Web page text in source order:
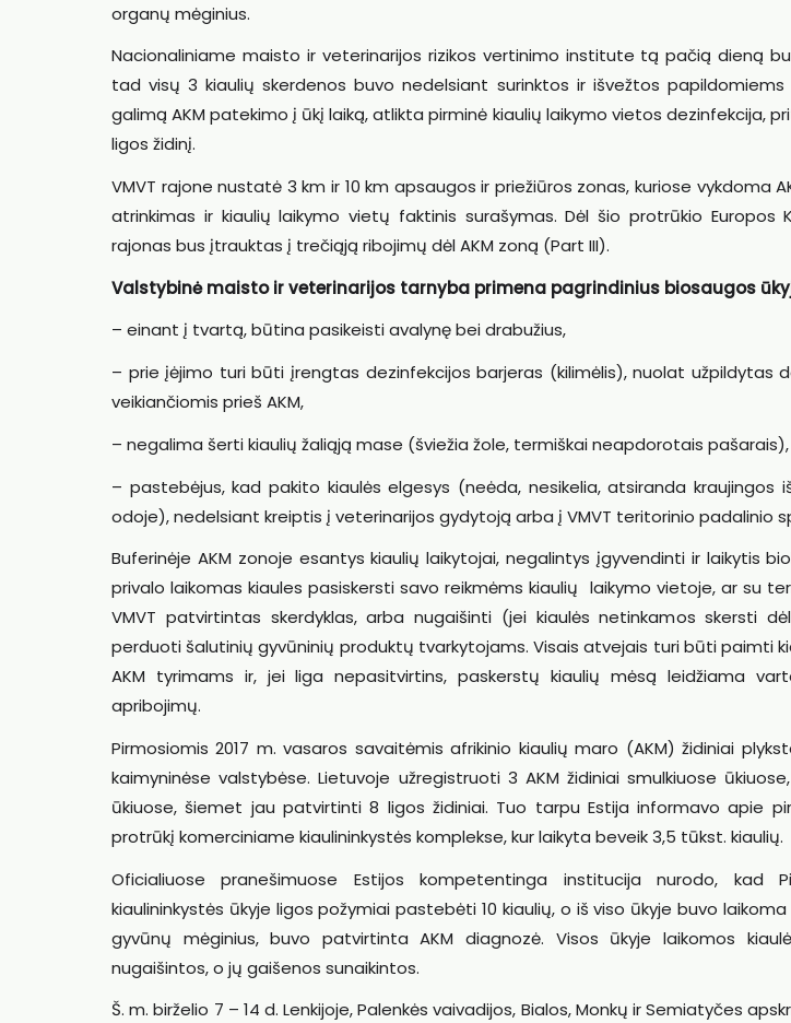
organų mėginius.
Nacionaliniame maisto ir veterinarijos rizikos vertinimo institute tą pačią dieną
tad visų 3 kiaulių skerdenos buvo nedelsiant surinktos ir išvežtos papildomiems
galimą AKM patekimo į ūkį laiką, atlikta pirminė kiaulių laikymo vietos dezinfekcija,
ligos židinį.
VMVT rajone nustatė 3 km ir 10 km apsaugos ir priežiūros zonas, kuriose vykdoma
atrinkimas ir kiaulių laikymo vietų faktinis surašymas. Dėl šio protrūkio Europos
rajonas bus įtrauktas į trečiąją ribojimų dėl AKM zoną (Part III).
Valstybinė maisto ir veterinarijos tarnyba primena pagrindinius biosaugos
– einant į tvartą, būtina pasikeisti avalynę bei drabužius,
– prie įėjimo turi būti įrengtas dezinfekcijos barjeras (kilimėlis), nuolat užpildytas
veikiančiomis prieš AKM,
– negalima šerti kiaulių žaliąją mase (šviežia žole, termiškai neapdorotais pašarais),
– pastebėjus, kad pakito kiaulės elgesys (neėda, nesikelia, atsiranda kraujingos
odoje), nedelsiant kreiptis į veterinarijos gydytoją arba į VMVT teritorinio padalinio
Buferinėje AKM zonoje esantys kiaulių laikytojai, negalintys įgyvendinti ir laikytis
privalo laikomas kiaules pasiskersti savo reikmėms kiaulių laikymo vietoje, ar su
VMVT patvirtintas skerdyklas, arba nugaišinti (jei kiaulės netinkamos skersti
perduoti šalutinių gyvūninių produktų tvarkytojams. Visais atvejais turi būti paimti
AKM tyrimams ir, jei liga nepasitvirtins, paskerstų kiaulių mėsą leidžiama
apribojimų.
Pirmosiomis 2017 m. vasaros savaitėmis afrikinio kiaulių maro (AKM) židiniai
kaimyninėse valstybėse. Lietuvoje užregistruoti 3 AKM židiniai smulkiuose
ūkiuose, šiemet jau patvirtinti 8 ligos židiniai. Tuo tarpu Estija informavo apie
protrūkį komerciniame kiaulininkystės komplekse, kur laikyta beveik 3,5 tūkst. kiaulių.
Oficialiuose pranešimuose Estijos kompetentinga institucija nurodo, kad
kiaulininkystės ūkyje ligos požymiai pastebėti 10 kiaulių, o iš viso ūkyje buvo laikoma
gyvūnų mėginius, buvo patvirtinta AKM diagnozė. Visos ūkyje laikomos
nugaišintos, o jų gaišenos sunaikintos.
Š. m. birželio 7 – 14 d. Lenkijoje, Palenkės vaivadijos, Bialos, Monkų ir Semiatyčes